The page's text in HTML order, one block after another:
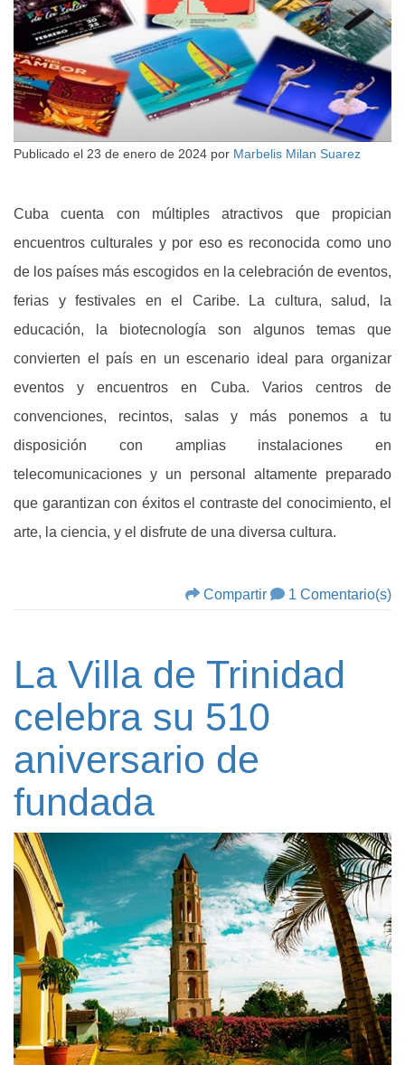
Publicado el 23 de enero de 2024 por Marbelis Milan Suarez
Cuba cuenta con múltiples atractivos que propician
encuentros culturales y por eso es reconocida como uno
de los países más escogidos en la celebración de eventos,
ferias y festivales en el Caribe. La cultura, salud, la
educación, la biotecnología son algunos temas que
convierten el país en un escenario ideal para organizar
eventos y encuentros en Cuba. Varios centros de
convenciones, recintos, salas y más ponemos a tu
disposición con amplias instalaciones en
telecomunicaciones y un personal altamente preparado
que garantizan con éxitos el contraste del conocimiento, el
arte, la ciencia, y el disfrute de una diversa cultura.
Compartir 1 Comentario(s)
La Villa de Trinidad
celebra su 510
aniversario de
fundada